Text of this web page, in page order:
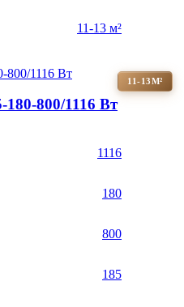
11-13 м²
11-13М²
800/1116 Вт
1116
180
800
185